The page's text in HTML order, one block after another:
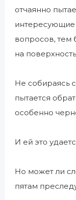
отчаянно
вопросов, тем
на
Не собираясь
пытается
особенно
И ей это
Но может ли
пятам